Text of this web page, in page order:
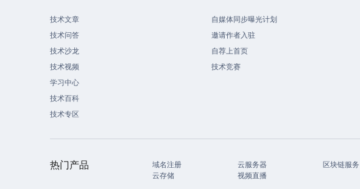
技术文章
技术问答
技术沙龙
技术视频
学习中心
技术百科
技术专区
自媒体同步曝光计划
邀请作者入驻
自荐上首页
技术竞赛
热门产品 域名注册 云服务器 区块链服务
云存储
视频直播